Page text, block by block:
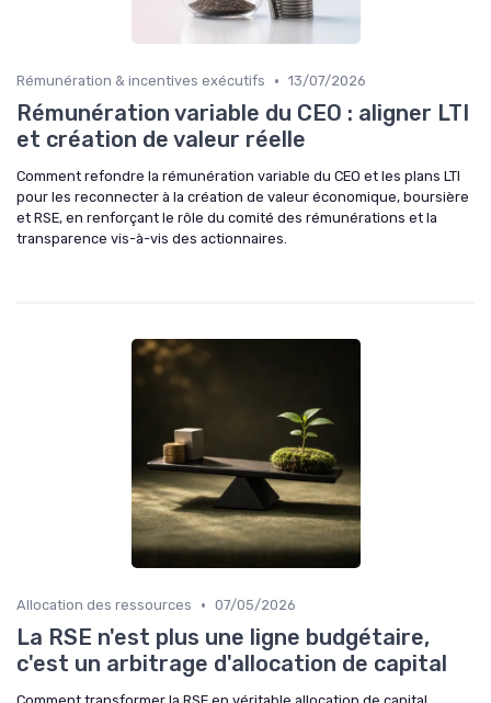
Rémunération & incentives exécutifs • 13/07/2026
Rémunération variable du CEO : aligner LTI
et création de valeur réelle
Comment refondre la rémunération variable du CEO et les plans LTI
pour les reconnecter à la création de valeur économique, boursière
et RSE, en renforçant le rôle du comité des rémunérations et la
transparence vis-à-vis des actionnaires.
Allocation des ressources • 07/05/2026
La RSE n'est plus une ligne budgétaire,
c'est un arbitrage d'allocation de capital